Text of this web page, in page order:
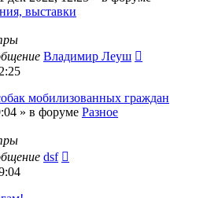
выставки
Владимир Леуш
мобилизованных граждан
» в форуме Разное
dsf